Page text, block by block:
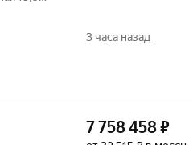
кофе
3 часа назад
7 758 458₽